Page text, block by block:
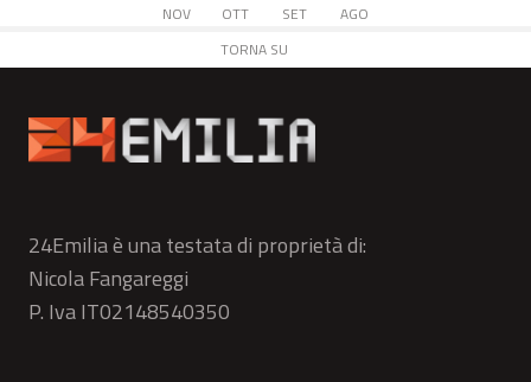
NOV OTT SET
AGO
TORNA SU
24Emilia è una testata di proprietà di:
Nicola Fangareggi
P. Iva IT02148540350